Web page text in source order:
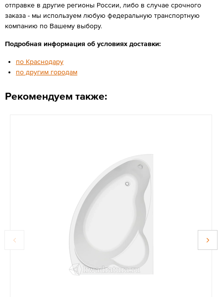
отправке в другие регионы России, либо в случае срочного
заказа - мы используем любую федеральную транспортную
компанию по Вашему выбору.
Подробная информация об условиях доставки:
по Краснодару
по другим городам
Рекомендуем также: